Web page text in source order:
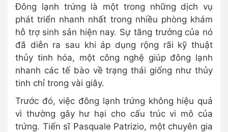
Đông lạnh trứng là một trong những dịch vụ
phát triển nhanh nhất trong nhiều phòng khám
hỗ trợ sinh sản hiện nay. Sự tăng trưởng của nó
đã diễn ra sau khi áp dụng rộng rãi kỹ thuật
thủy tinh hóa, một công nghệ giúp đông lạnh
nhanh các tế bào về trạng thái giống như thủy
tinh chỉ trong vài giây.
Trước đó, việc đông lạnh trứng không hiệu quả
vì thường gây hư hại cho cấu trúc vi mô của
trứng. Tiến sĩ Pasquale Patrizio, một chuyên gia